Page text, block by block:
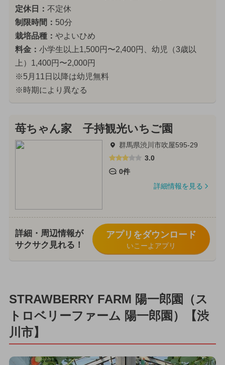
定休日： 不定休
制限時間： 50分
栽培品種： やよいひめ
料金： 小学生以上1,500円〜2,400円、幼児（3歳以
上）1,400円〜2,000円
※5月11日以降は幼児無料
※時期により異なる
苺ちゃん家 子持観光いちご園
群馬県渋川市吹屋595-29
3.0
0件
詳細情報を見る
詳細・周辺情報が
サクサク見れる！
アプリをダウンロード
いこーよアプリ
STRAWBERRY FARM 陽一郎園（ス
トロベリーファーム 陽一郎園）【渋
川市】